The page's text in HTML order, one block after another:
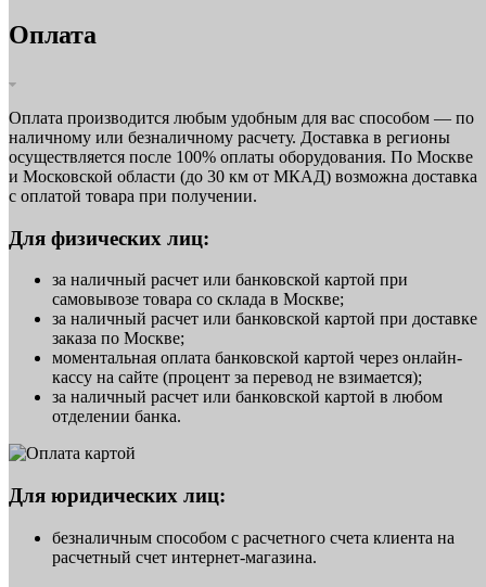
Оплата
Оплата производится любым удобным для вас способом — по
наличному или безналичному расчету. Доставка в регионы
осуществляется после 100% оплаты оборудования. По Москве
и Московской области (до 30 км от МКАД) возможна доставка
с оплатой товара при получении.
Для физических лиц:
за наличный расчет или банковской картой при
самовывозе товара со склада в Москве;
за наличный расчет или банковской картой при доставке
заказа по Москве;
моментальная оплата банковской картой через онлайн-
кассу на сайте (процент за перевод не взимается);
за наличный расчет или банковской картой в любом
отделении банка.
Для юридических лиц:
безналичным способом с расчетного счета клиента на
расчетный счет интернет-магазина.